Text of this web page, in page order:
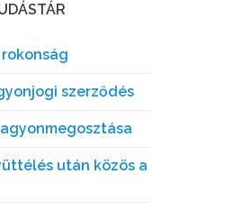
szerződés
után közös a